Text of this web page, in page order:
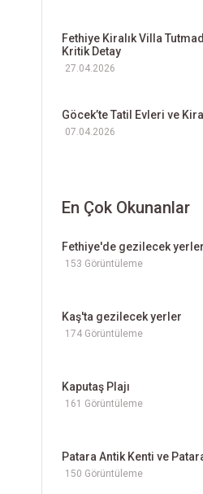
Fethiye Kiralık Villa
Kritik Detay
27.04.2026
Göcek’te Tatil Evleri ve
07.04.2026
En Çok Okunanlar
Fethiye'de gezilecek yerler
153 Görüntüleme
Kaş'ta gezilecek yerler
174 Görüntüleme
Kaputaş Plajı
161 Görüntüleme
Patara Antik Kenti ve
150 Görüntüleme